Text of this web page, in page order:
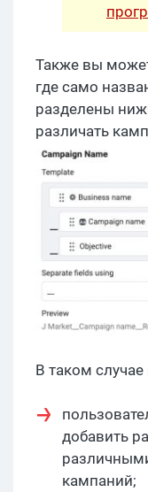
Также вы
где само
разделены
различать
В таком
добавить
кампаний;